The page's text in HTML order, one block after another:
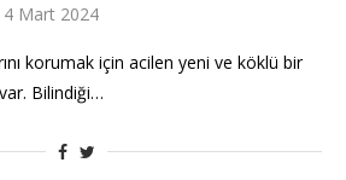
4 Mart 2024
korumak için acilen yeni ve köklü bir
Bilindiği…